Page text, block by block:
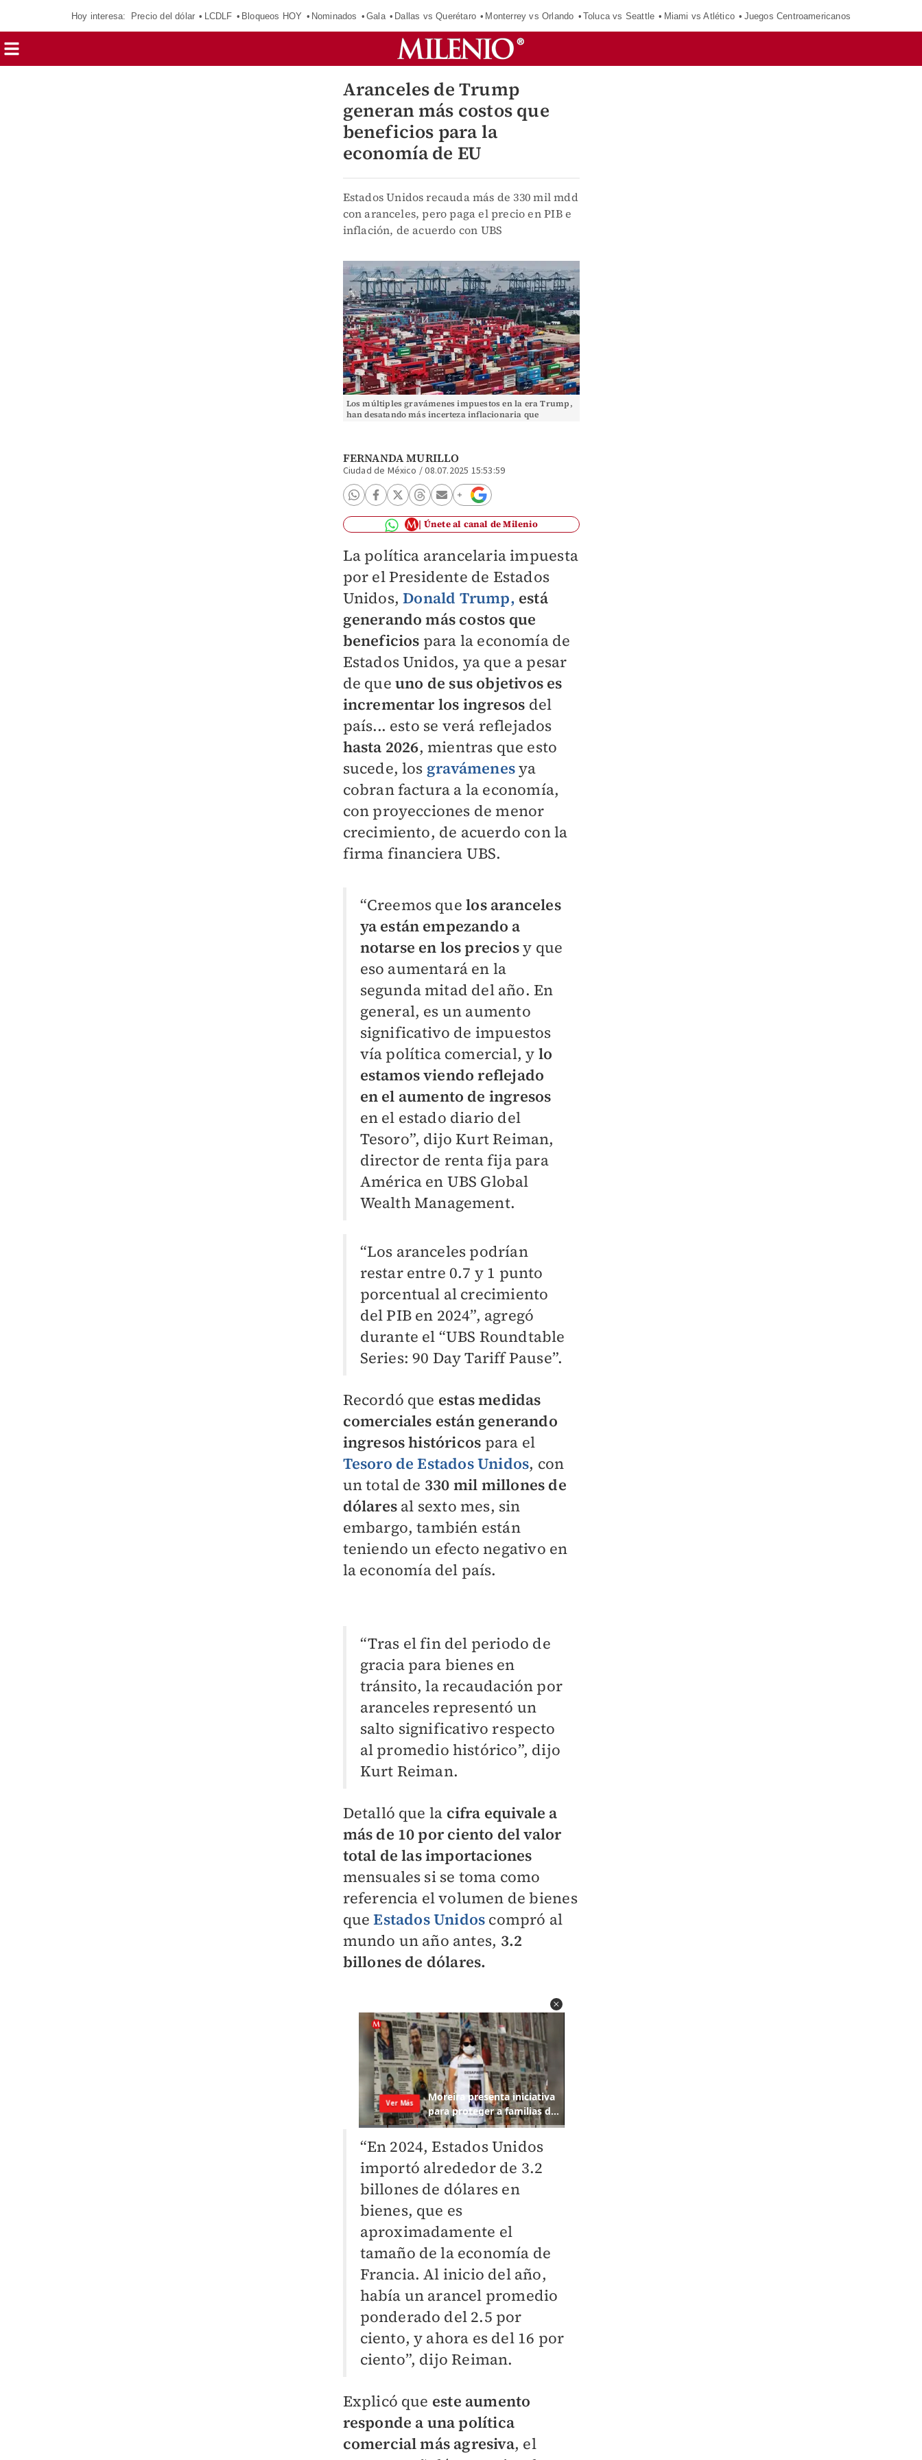
Hoy interesa: Precio del dólar LCDLF Bloqueos HOY Nominados Gala Dallas vs Querétaro Monterrey vs Orlando Toluca vs Seattle Miami vs Atlético Juegos Centroamericanos
Aranceles de Trump
generan más costos que
beneficios para la
economía de EU
Estados Unidos recauda más de 330 mil mdd
con aranceles, pero paga el precio en PIB e
inflación, de acuerdo con UBS
Los múltiples gravámenes impuestos en la era Trump,
han desatando más incerteza inflacionaria que
FERNANDA MURILLO
Ciudad de México /08.07.2025 15:53:59
Únete al canal de Milenio
La política arancelaria impuesta
por el Presidente de Estados
Unidos,Donald Trump, está
generando más costos que
beneficios para la economía de
Estados Unidos, ya que a pesar
de que uno de sus objetivos es
incrementar los ingresos del
país... esto se verá reflejados
hasta 2026, mientras que esto
sucede, los gravámenesya
cobran factura a la economía,
con proyecciones de menor
crecimiento, de acuerdo con la
firma financiera UBS.
“Creemos quelos aranceles
ya están empezando a
notarse en los preciosy que
eso aumentará en la
segunda mitad del año. En
general, es un aumento
significativo de impuestos
vía política comercial, y lo
estamos viendo reflejado
en el aumento de ingresos
en el estado diario del
Tesoro”, dijo Kurt Reiman,
director de renta fija para
América en UBS Global
Wealth Management.
“Los aranceles podrían
restar entre 0.7 y 1 punto
porcentual al crecimiento
del PIB en 2024”, agregó
durante el “UBS Roundtable
Series: 90 Day Tariff Pause”.
Recordó que estas medidas
comerciales están generando
ingresos históricos para el
Tesoro de Estados Unidos, con
un total de 330 mil millones de
dólaresal sexto mes, sin
embargo, también están
teniendo un efecto negativo en
la economía del país.
“Tras el fin del periodo de
gracia para bienes en
tránsito, la recaudación por
aranceles representó un
salto significativo respecto
al promedio histórico”, dijo
Kurt Reiman.
Detalló que la cifra equivale a
más de 10 por ciento del valor
total de las importaciones
mensuales si se toma como
referencia el volumen de bienes
queEstados Unidos compró al
mundo un año antes, 3.2
billones de dólares.
“En 2024, Estados Unidos
importó alrededor de 3.2
billones de dólares en
bienes, que es
aproximadamente el
tamaño de la economía de
Francia. Al inicio del año,
había un arancel promedio
ponderado del 2.5 por
ciento, y ahora es del 16 por
ciento”, dijo Reiman.
Explicó que este aumento
responde a una política
comercial más agresiva, el